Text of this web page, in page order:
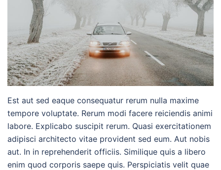
Est aut sed eaque consequatur rerum nulla maxime
tempore voluptate. Rerum modi facere reiciendis animi
labore. Explicabo suscipit rerum. Quasi exercitationem
adipisci architecto vitae provident sed eum. Aut nobis
aut. In in reprehenderit officiis. Similique quis a libero
enim quod corporis saepe quis. Perspiciatis velit quae